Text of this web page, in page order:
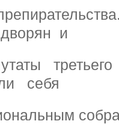
и
себя